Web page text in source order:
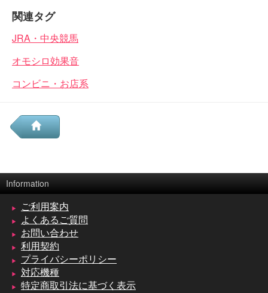
関連タグ
JRA・中央競馬
オモシロ効果音
コンビニ・お店系
Information
ご利用案内
よくあるご質問
お問い合わせ
利用契約
プライバシーポリシー
対応機種
特定商取引法に基づく表示